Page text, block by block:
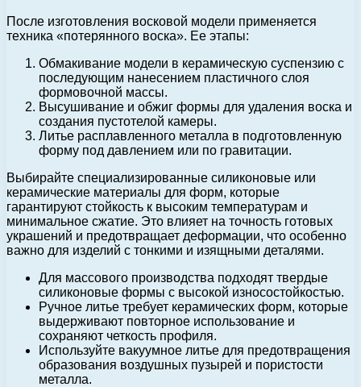
После изготовления восковой модели применяется
техника «потерянного воска». Ее этапы:
Обмакивание модели в керамическую суспензию с
последующим нанесением пластичного слоя
формовочной массы.
Высушивание и обжиг формы для удаления воска и
создания пустотелой камеры.
Литье расплавленного металла в подготовленную
форму под давлением или по гравитации.
Выбирайте специализированные силиконовые или
керамические материалы для форм, которые
гарантируют стойкость к высоким температурам и
минимальное сжатие. Это влияет на точность готовых
украшений и предотвращает деформации, что особенно
важно для изделий с тонкими и изящными деталями.
Для массового производства подходят твердые
силиконовые формы с высокой износостойкостью.
Ручное литье требует керамических форм, которые
выдерживают повторное использование и
сохраняют четкость профиля.
Используйте вакуумное литье для предотвращения
образования воздушных пузырей и пористости
металла.